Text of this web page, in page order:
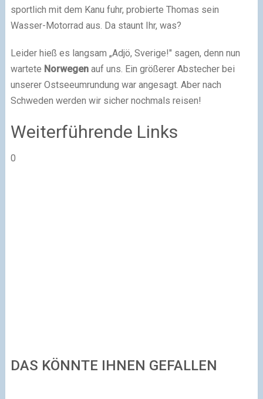
sportlich mit dem Kanu fuhr, probierte Thomas sein
Wasser-Motorrad aus. Da staunt Ihr, was?
Leider hieß es langsam „Adjö, Sverige!" sagen, denn nun
wartete Norwegenauf uns. Ein größerer Abstecher bei
unserer Ostseeumrundung war angesagt. Aber nach
Schweden werden wir sicher nochmals reisen!
Weiterführende Links
0
DAS KÖNNTE IHNEN GEFALLEN